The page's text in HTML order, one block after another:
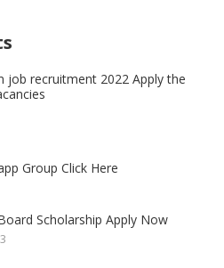
job recruitment 2022 Apply the
Group Click Here
Scholarship Apply Now